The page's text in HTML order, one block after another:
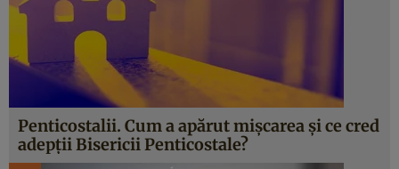
Penticostalii. Cum a apărut mișcarea și ce cred
adepții Bisericii Penticostale?